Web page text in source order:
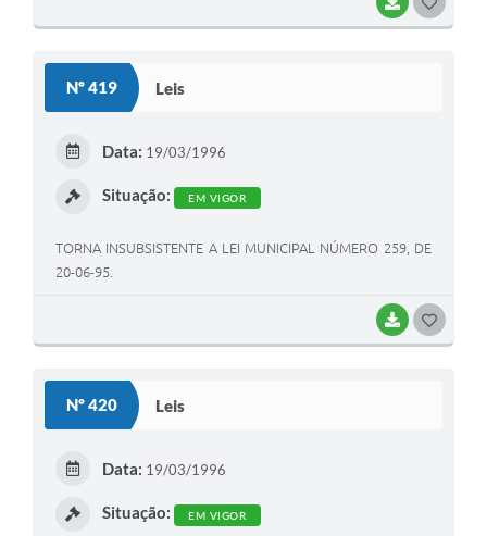
Nº 419 Leis
BAIXAR
Data: 19/03/1996
Situação: EM VIGOR
TORNA INSUBSISTENTE A LEI MUNICIPAL NÚMERO 259, DE
20-06-95.
Nº 420 Leis
Data: 19/03/1996
Situação: EM VIGOR